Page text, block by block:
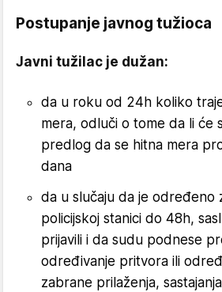
Postupanje javnog tužioca
Javni tužilac je dužan:
da u roku od 24h koliko
mera, odluči o tome da li će
predlog da se hitna mera
dana
da u slučaju da je određeno
policijskoj stanici do 48h,
prijavili i da sudu podnese
određivanje pritvora ili
zabrane prilaženja,